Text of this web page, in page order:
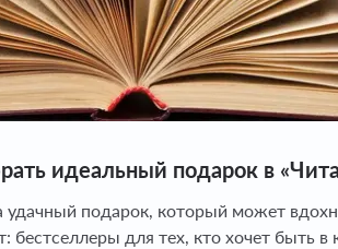
идеальный подарок в
удачный подарок, который может
бестселлеры для тех, кто хочет быть